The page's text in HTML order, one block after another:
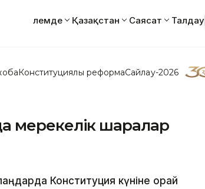
Әлемде Қазақстан Саясат Талдау
Конституциялық реформаСайлау-2026
мерекелік шаралар
Конституция күніне орай